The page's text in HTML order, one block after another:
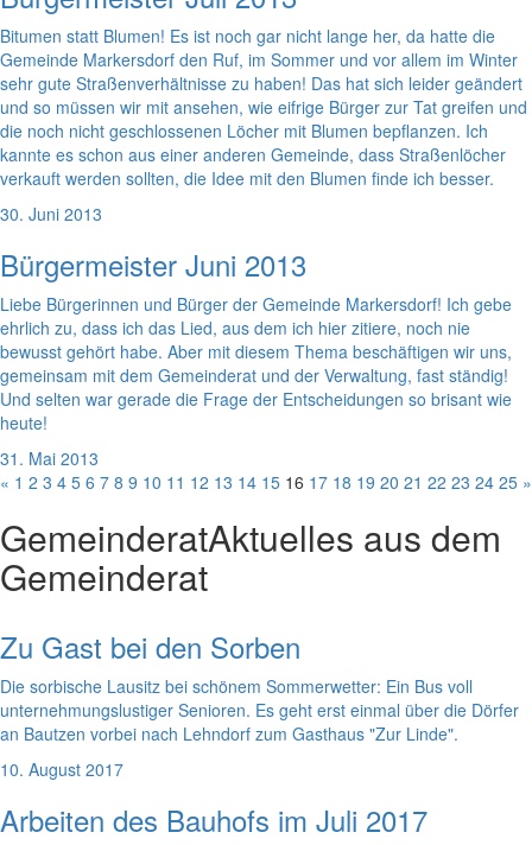
Bitumen statt Blumen! Es ist noch gar nicht lange her, da hatte die
Gemeinde Markersdorf den Ruf, im Sommer und vor allem im Winter
sehr gute Straßenverhältnisse zu haben! Das hat sich leider geändert
und so müssen wir mit ansehen, wie eifrige Bürger zur Tat greifen und
die noch nicht geschlossenen Löcher mit Blumen bepflanzen. Ich
kannte es schon aus einer anderen Gemeinde, dass Straßenlöcher
verkauft werden sollten, die Idee mit den Blumen finde ich besser.
30. Juni 2013
Bürgermeister Juni 2013
Liebe Bürgerinnen und Bürger der Gemeinde Markersdorf! Ich gebe
ehrlich zu, dass ich das Lied, aus dem ich hier zitiere, noch nie
bewusst gehört habe. Aber mit diesem Thema beschäftigen wir uns,
gemeinsam mit dem Gemeinderat und der Verwaltung, fast ständig!
Und selten war gerade die Frage der Entscheidungen so brisant wie
heute!
31. Mai 2013
« 1 2 3 4 5 6 7 8 9 10 11 12 13 14 15 16 17 18 19 20 21 22 23 24 25 »
GemeinderatAktuelles aus dem
Gemeinderat
Zu Gast bei den Sorben
Die sorbische Lausitz bei schönem Sommerwetter: Ein Bus voll
unternehmungslustiger Senioren. Es geht erst einmal über die Dörfer
an Bautzen vorbei nach Lehndorf zum Gasthaus "Zur Linde".
10. August 2017
Arbeiten des Bauhofs im Juli 2017